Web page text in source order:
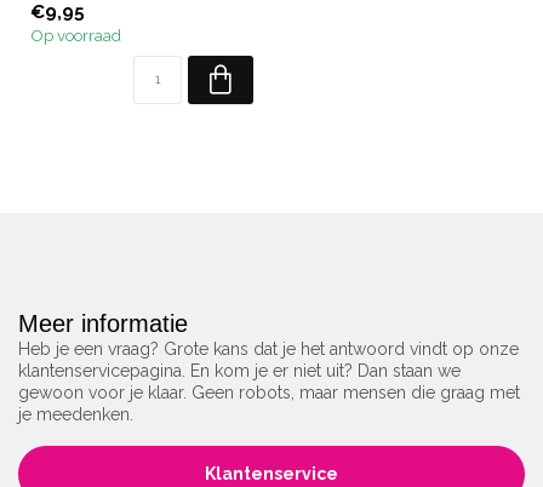
€9,95
Op voorraad
Meer informatie
Heb je een vraag? Grote kans dat je het antwoord vindt op onze
klantenservicepagina. En kom je er niet uit? Dan staan we
gewoon voor je klaar. Geen robots, maar mensen die graag met
je meedenken.
Klantenservice